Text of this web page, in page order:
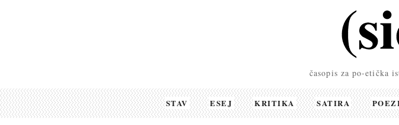
časopis za po-etička
STAV ESEJ KRITIKA SATIRA